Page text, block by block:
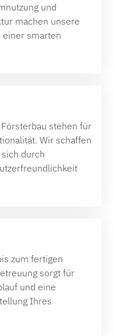
und
machen unsere
smarten
stehen für
Wir schaffen
durch
zum fertigen
sorgt für
und eine
Ihres